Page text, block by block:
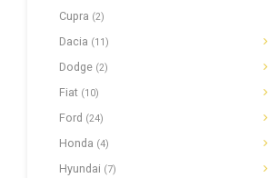
Cupra (2)
Dacia (11)
Dodge (2)
Fiat (10)
Ford (24)
Honda (4)
Hyundai (7)